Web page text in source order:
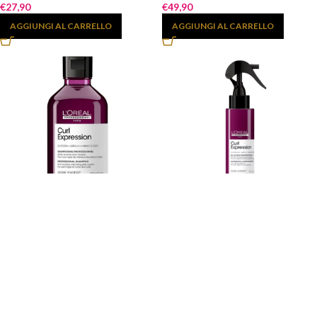
€27,90
AGGIUNGI AL CARRELLO
€49,90
AGGIUNGI AL CARRELLO